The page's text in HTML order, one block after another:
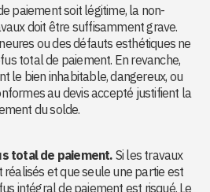
paiement soit légitime, la non-
doit être suffisamment grave.
ou des défauts esthétiques ne
total de paiement. En revanche,
le bien inhabitable, dangereux, ou
au devis accepté justifient la
du solde.
total de paiement. Si les travaux
et que seule une partie est
intégral de paiement est risqué. Le